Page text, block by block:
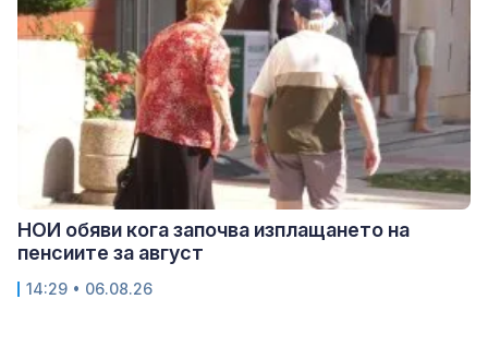
НОИ обяви кога започва изплащането на
пенсиите за август
14:29 • 06.08.26